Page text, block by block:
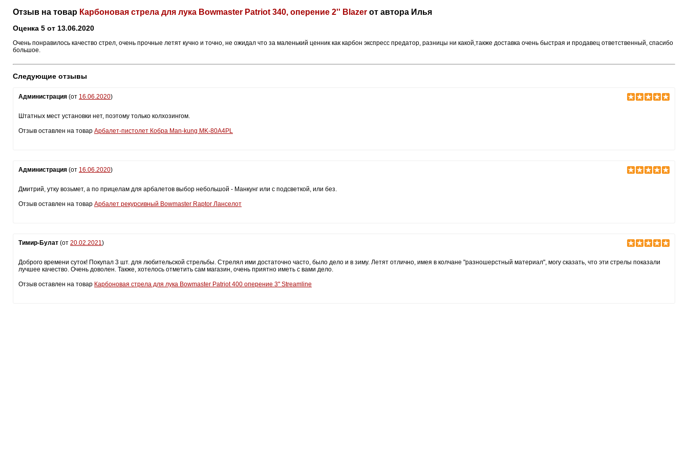
Отзыв на товар Карбоновая стрела для лука Bowmaster Patriot 340, оперение 2'' Blazer от автора Илья
Оценка 5 от 13.06.2020
Очень понравилось качество стрел, очень прочные летят кучно и точно, не ожидал что за маленький ценник как карбон экспресс предатор, разницы ни какой,также доставка очень быстрая и продавец ответственный, спасибо
большое.
Следующие отзывы
Администрация (от 16.06.2020)
Штатных мест установки нет, поэтому только колхозингом.
Отзыв оставлен на товар Арбалет-пистолет Кобра Man-kung MK-80A4PL
Администрация (от 16.06.2020)
Дмитрий, утку возьмет, а по прицелам для арбалетов выбор небольшой - Манкунг или с подсветкой, или без.
Отзыв оставлен на товар Арбалет рекурсивный Bowmaster Raptor Ланселот
Тимир-Булат (от 20.02.2021)
Доброго времени суток! Покупал 3 шт. для любительской стрельбы. Стрелял ими достаточно часто, было дело и в зиму. Летят отлично, имея в колчане "разношерстный материал", могу сказать, что эти стрелы показали
лучшее качество. Очень доволен. Также, хотелось отметить сам магазин, очень приятно иметь с вами дело.
Отзыв оставлен на товар Карбоновая стрела для лука Bowmaster Patriot 400 оперение 3'' Streamline